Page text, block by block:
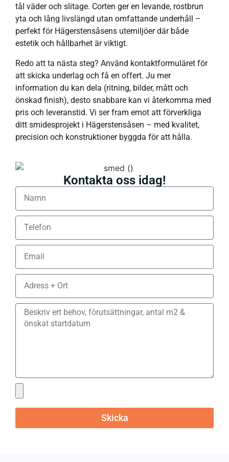
tål väder och slitage. Corten ger en levande, rostbrun
yta och lång livslängd utan omfattande underhåll –
perfekt för Hägerstensåsens utemiljöer där både
estetik och hållbarhet är viktigt.
Redo att ta nästa steg? Använd kontaktformuläret för
att skicka underlag och få en offert. Ju mer
information du kan dela (ritning, bilder, mått och
önskad finish), desto snabbare kan vi återkomma med
pris och leveranstid. Vi ser fram emot att förverkliga
ditt smidesprojekt i Hägerstensåsen – med kvalitet,
precision och konstruktioner byggda för att hålla.
Kontakta oss idag!
Skicka